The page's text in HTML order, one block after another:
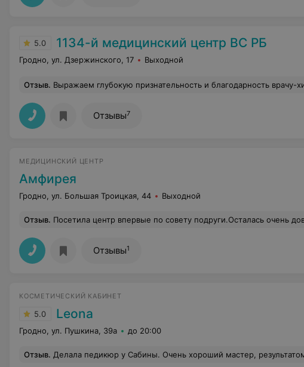
5.0 1134-й медицинский центр ВС РБ
Гродно, ул. Дзержинского, 17 Выходной
Отзыв. Выражаем глубокую признательность и благодарность врачу-хирургу А.А. за успешно проведенную операцию, за его золотые руки, высокий профессионализм, отзывчивость и внимание. Большое спасибо и врачу-хирургу Т.С.за компетентность и внимание. Отдельную благодарность выражаем врачам отделения реанимации А.А., А.В., В В.за их компетентность, готовность прийти на помощь в любое время суток, чуткое отношение. Также искренняя благодарность всем медсёстрам, нянечкам отделений хирургии и реанимации за их профессионализм, заботу и внимание. Всем большое
Отзывы7
МЕДИЦИНСКИЙ ЦЕНТР
Амфирея
Гродно, ул. Большая Троицкая, 44 Выходной
Отзыв. Посетила центр впервые по совету подруги.Осталась очень довольна с первого раза. Результат заметили даже все окружающие меня люди.У кого проблемы с черными точками бегом на
Отзывы1
КОСМЕТИЧЕСКИЙ КАБИНЕТ
5.0 Leona
Гродно, ул. Пушкина, 39а до 20:00
Отзыв. Делала педикюр у Сабины. Очень хороший мастер, результатом и качеством выполненной работы осталась довольна. Красивое, удобное кресло,